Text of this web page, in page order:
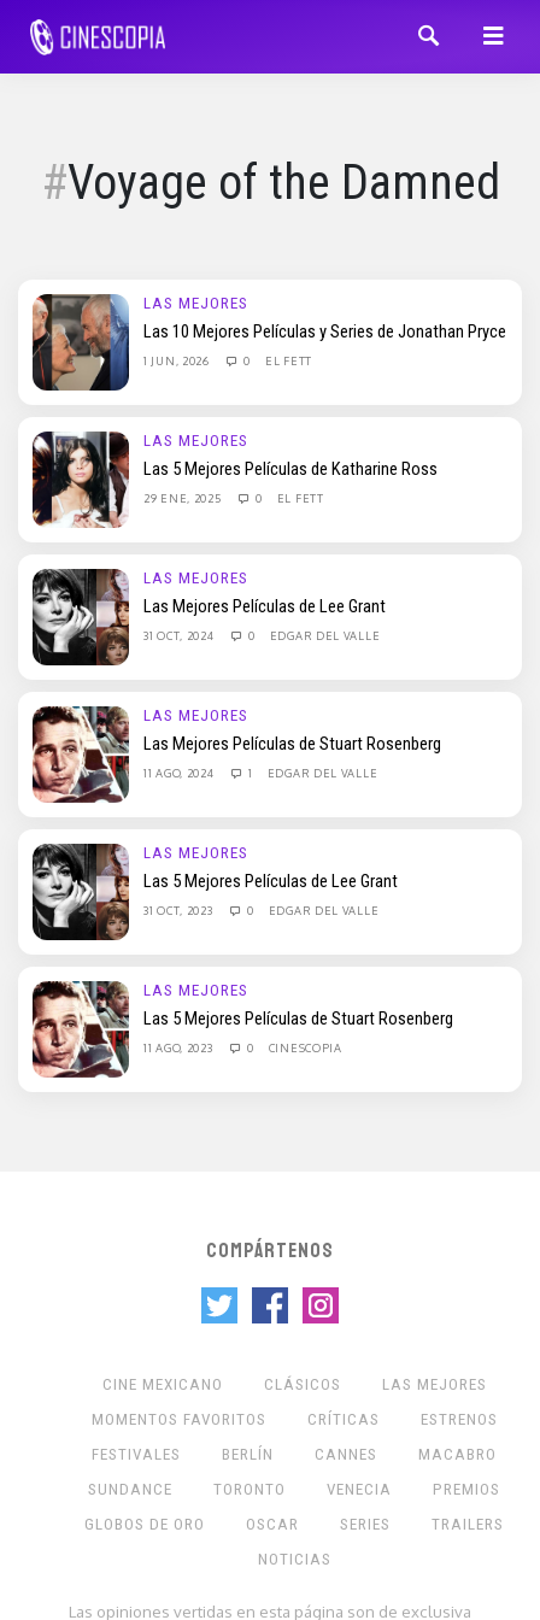
Voyage of the Damned
LAS MEJORES
Las 10 Mejores Películas y Series de Jonathan Pryce
1 JUN, 2026 0 EL FETT
LAS MEJORES
Las 5 Mejores Películas de Katharine Ross
29 ENE, 2025 0 EL FETT
LAS MEJORES
Las Mejores Películas de Lee Grant
31 OCT, 2024 0 EDGAR DEL VALLE
LAS MEJORES
Las Mejores Películas de Stuart Rosenberg
11 AGO, 2024 1 EDGAR DEL VALLE
LAS MEJORES
Las 5 Mejores Películas de Lee Grant
31 OCT, 2023 0 EDGAR DEL VALLE
LAS MEJORES
Las 5 Mejores Películas de Stuart Rosenberg
11 AGO, 2023 0 CINESCOPIA
COMPÁRTENOS
CINE MEXICANO CLÁSICOS
LAS MEJORES
MOMENTOS FAVORITOS
CRÍTICAS
ESTRENOS
FESTIVALES
BERLÍN CANNES
MACABRO
SUNDANCE
TORONTO VENECIA
PREMIOS
GLOBOS DE ORO
OSCAR SERIES
TRAILERS
NOTICIAS
Las opiniones vertidas en esta página son de exclusiva